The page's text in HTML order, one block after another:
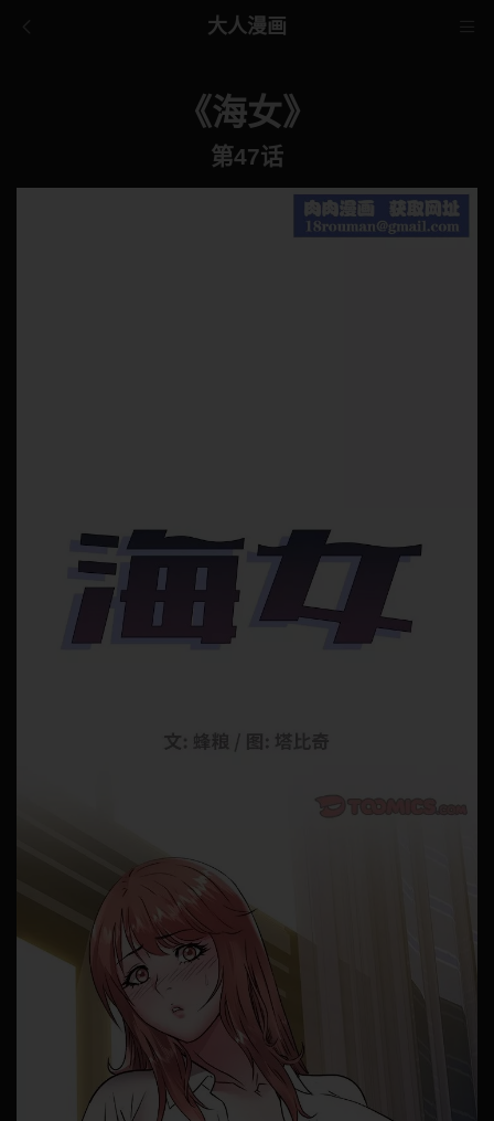
大人漫画
《海女》
第47话